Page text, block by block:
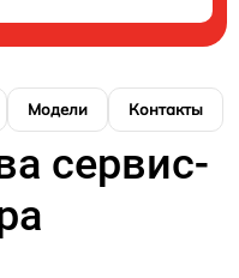
Модели Контакты
сервис-